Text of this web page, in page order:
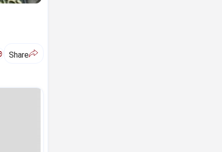
Share